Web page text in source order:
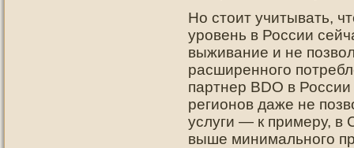
Но стоит учитывать,
уровень в России
выживание и не
расширенного
партнер BDO в
регионов даже не
услуги — к примеру, в
выше минимального